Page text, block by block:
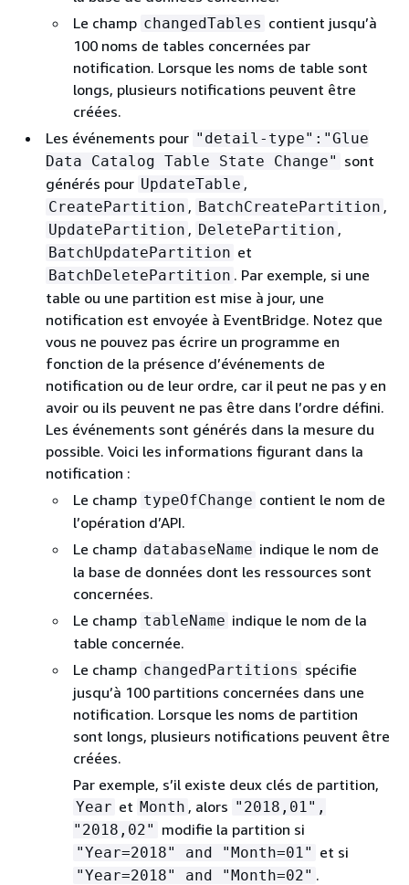
Le champ changedTables contient jusqu’à
100 noms de tables concernées par
notification. Lorsque les noms de table sont
longs, plusieurs notifications peuvent être
créées.
Les événements pour "detail-type":"Glue
Data Catalog Table State Change" sont
générés pour UpdateTable ,
CreatePartition , BatchCreatePartition ,
UpdatePartition , DeletePartition ,
BatchUpdatePartition et
BatchDeletePartition . Par exemple, si une
table ou une partition est mise à jour, une
notification est envoyée à EventBridge. Notez que
vous ne pouvez pas écrire un programme en
fonction de la présence d’événements de
notification ou de leur ordre, car il peut ne pas y en
avoir ou ils peuvent ne pas être dans l’ordre défini.
Les événements sont générés dans la mesure du
possible. Voici les informations figurant dans la
notification :
Le champ typeOfChange contient le nom de
l’opération d’API.
Le champ databaseName indique le nom de
la base de données dont les ressources sont
concernées.
Le champ tableName indique le nom de la
table concernée.
Le champ changedPartitions spécifie
jusqu’à 100 partitions concernées dans une
notification. Lorsque les noms de partition
sont longs, plusieurs notifications peuvent être
créées.
Par exemple, s’il existe deux clés de partition,
Year et Month , alors "2018,01",
"2018,02" modifie la partition si
"Year=2018" and "Month=01" et si
"Year=2018" and "Month=02" .